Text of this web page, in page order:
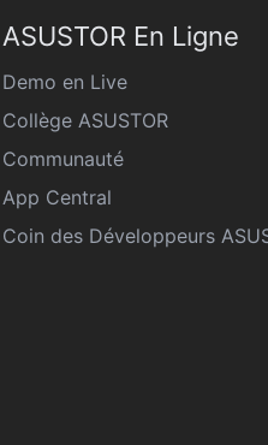
ASUSTOR En Ligne
Demo en Live
Collège ASUSTOR
Communauté
App Central
Coin des Développeurs